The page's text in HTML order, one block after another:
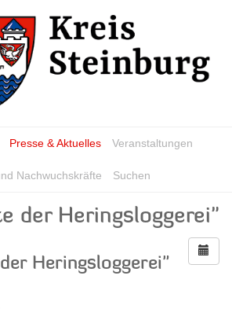
Presse & Aktuelles Veranstaltungen
Nachwuchskräfte Suchen
der Heringsloggerei"
Heringsloggerei"